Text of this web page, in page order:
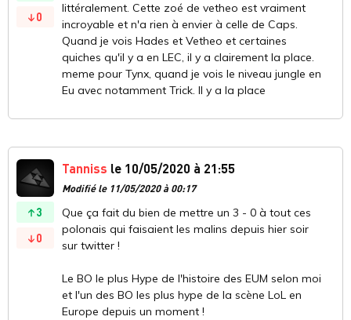
0
littéralement. Cette zoé de vetheo est vraiment
incroyable et n'a rien à envier à celle de Caps.
Quand je vois Hades et Vetheo et certaines
quiches qu'il y a en LEC, il y a clairement la place.
meme pour Tynx, quand je vois le niveau jungle en
Eu avec notamment Trick. Il y a la place
3
0
Tanniss le 10/05/2020 à 21:55
Modifié le 11/05/2020 à 00:17
Que ça fait du bien de mettre un 3 - 0 à tout ces
polonais qui faisaient les malins depuis hier soir
sur twitter !
Le BO le plus Hype de l'histoire des EUM selon moi
et l'un des BO les plus hype de la scène LoL en
Europe depuis un moment !